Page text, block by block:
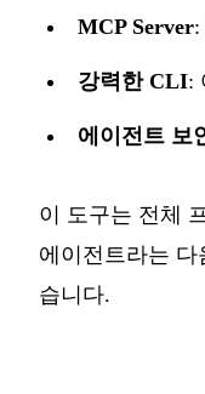
MCP Server
강력한 CLI:
에이전트 보
이 도구는 전체
에이전트라는
습니다.